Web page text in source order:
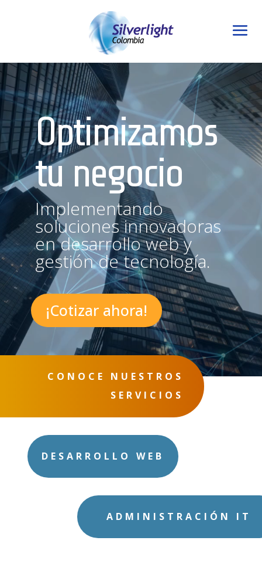
Reproductor
de
vídeo
Optimizamos
tu negocio
Implementando
soluciones innovadoras
en desarrollo web y
gestión de tecnología.
¡Cotizar ahora!
CONOCE NUESTROS
SERVICIOS
DESARROLLO WEB
ADMINISTRACIÓN IT